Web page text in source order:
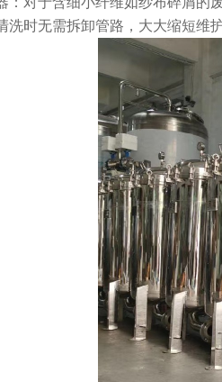
洗时无需拆卸管路，大大缩短维